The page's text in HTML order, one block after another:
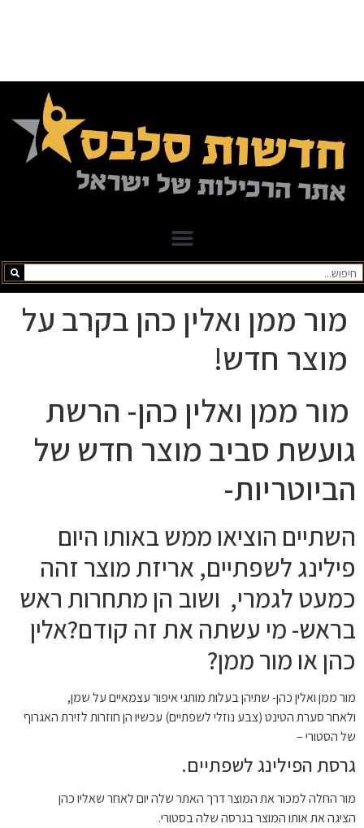
מור ממן ואלין כהן בקרב על
מוצר חדש!
מור ממן ואלין כהן- הרשת
גועשת סביב מוצר חדש של
הביוטריות-
השתיים הוציאו ממש באותו היום
פילינג לשפתיים, אריזת מוצר זהה
כמעט לגמרי, ושוב הן מתחרות ראש
בראש- מי עשתה את זה קודם?אלין
כהן או מור ממן?
מור ממן ואלין כהן- שתיהן בעלות מותגי איפור עצמאיים על שמן,
ולאחר סערת הטינט (צבע נוזלי לשפתיים) עכשיו הן חוזרות לזירת האגרוף
של הסטורי –
גרסת הפילינג לשפתיים.
מור החלה למכור את המוצר דרך האתר שלה יום לאחר שאליו כהן
הציגה את אותו המוצר בגרסה שלה בסטורי.